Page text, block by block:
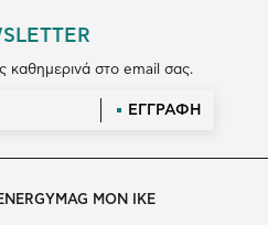
καθημερινά στο email σας.
ΕΓΓΡΑΦΗ
MON IKE